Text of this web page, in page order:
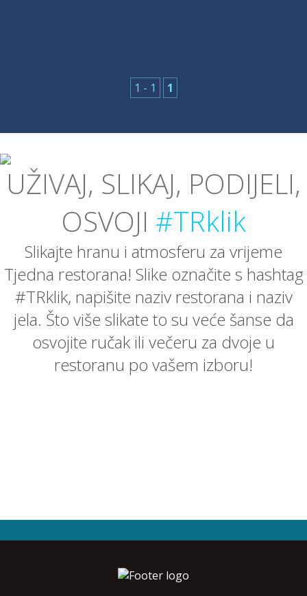
1 - 1 1
UŽIVAJ, SLIKAJ, PODIJELI,
OSVOJI #TRklik
Slikajte hranu i atmosferu za vrijeme
Tjedna restorana! Slike označite s hashtag
#TRklik, napišite naziv restorana i naziv
jela. Što više slikate to su veće šanse da
osvojite ručak ili večeru za dvoje u
restoranu po vašem izboru!